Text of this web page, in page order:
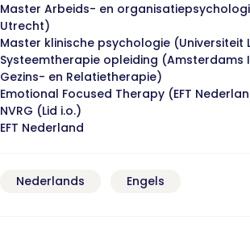
Master Arbeids- en
Utrecht)
Master klinische psychologie (Universiteit
Systeemtherapie opleiding (Amsterdams
Gezins- en Relatietherapie)
Emotional Focused Therapy (EFT
NVRG (Lid i.o.)
EFT Nederland
Nederlands Engels